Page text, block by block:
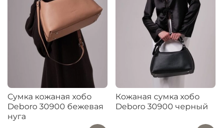
Сумка кожаная хобо
Deboro 30900 бежевая
нуга
Кожаная сумка хобо
Deboro 30900 черный